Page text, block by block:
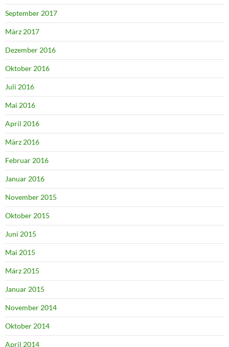
September 2017
März 2017
Dezember 2016
Oktober 2016
Juli 2016
Mai 2016
April 2016
März 2016
Februar 2016
Januar 2016
November 2015
Oktober 2015
Juni 2015
Mai 2015
März 2015
Januar 2015
November 2014
Oktober 2014
April 2014